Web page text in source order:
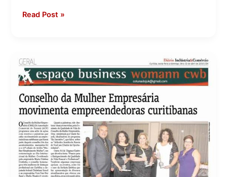
Read Post »
BUSINESS
WOMAN
CWB
–
CONSELHO
MULHER
EMPRESÁRIA
DA
ACP